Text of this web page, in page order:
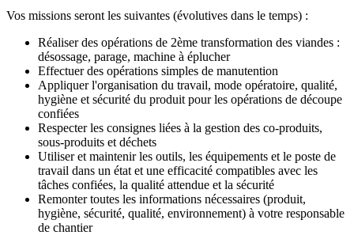
Vos missions seront les suivantes (évolutives dans le temps) :
Réaliser des opérations de 2ème transformation des viandes :
désossage, parage, machine à éplucher
Effectuer des opérations simples de manutention
Appliquer l'organisation du travail, mode opératoire, qualité,
hygiène et sécurité du produit pour les opérations de découpe
confiées
Respecter les consignes liées à la gestion des co-produits,
sous-produits et déchets
Utiliser et maintenir les outils, les équipements et le poste de
travail dans un état et une efficacité compatibles avec les
tâches confiées, la qualité attendue et la sécurité
Remonter toutes les informations nécessaires (produit,
hygiène, sécurité, qualité, environnement) à votre responsable
de chantier